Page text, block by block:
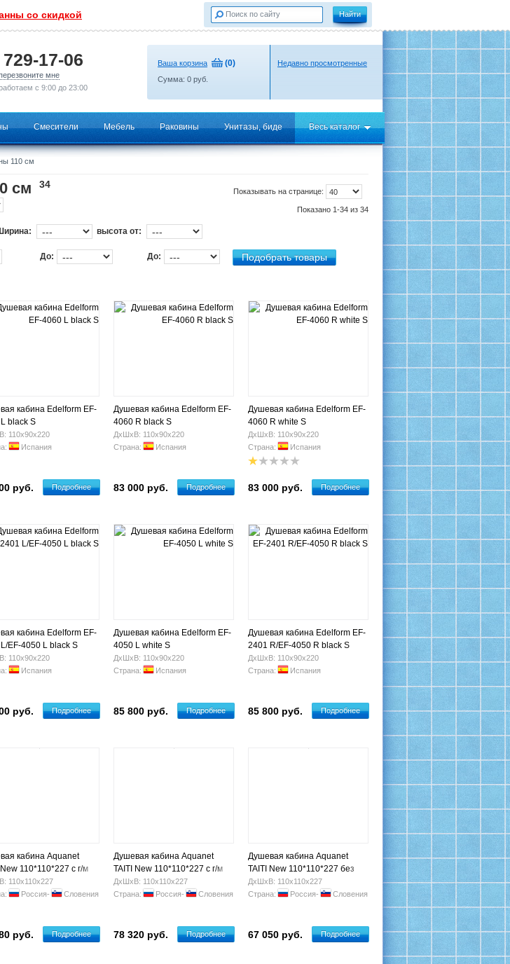
со скидкой
729-17-06
мне
с 9:00 до 23:00
Ваша корзина (0)
Сумма: 0 руб.
Недавно просмотренные
Смесители Мебель Раковины Унитазы, биде Весь каталог
110 см
Показывать на странице:
Показано 1-34 из 34
см
34
высота от:
До: До:
кабина Edelform EF-
black S
110х90х220
Испания
руб. Подробнее
Душевая кабина Edelform EF-
4060 R black S
ДхШхВ: 110х90х220
Страна:
Испания
83 000 руб. Подробнее
Душевая кабина Edelform EF-
4060 R white S
ДхШхВ: 110х90х220
Страна:
Испания
83 000 руб. Подробнее
кабина Edelform EF-
EF-4050 L black S
110х90х220
Испания
руб. Подробнее
Душевая кабина Edelform EF-
4050 L white S
ДхШхВ: 110х90х220
Страна:
Испания
85 800 руб. Подробнее
Душевая кабина Edelform EF-
2401 R/EF-4050 R black S
ДхШхВ: 110х90х220
Страна:
Испания
85 800 руб. Подробнее
кабина Aquanet
110*110*227 с г/м
без н/м ст. прозр.
110х110х227
Россия- Словения
руб. Подробнее
Душевая кабина Aquanet
TAITI New 110*110*227 с г/м
без пара без н/м ст. матов.
ДхШхВ: 110х110х227
Страна:
Россия- Словения
78 320 руб. Подробнее
Душевая кабина Aquanet
TAITI New 110*110*227 без
комплектации ст. прозр.
ДхШхВ: 110х110х227
Страна:
Россия- Словения
67 050 руб. Подробнее